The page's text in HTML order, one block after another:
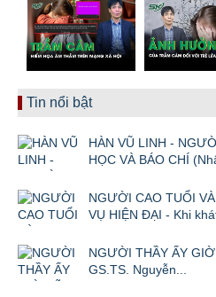
Tin nổi bật
HÀN VŨ LINH -
HỌC VÀ BÁO CHÍ
NGƯỜI CAO TUỔI
VỤ HIỆN ĐẠI - Khi
NGƯỜI THẦY ẤY
GS.TS. Nguyễn...